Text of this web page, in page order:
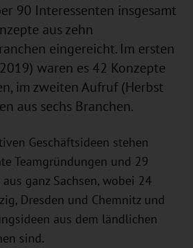
90 Interessenten insgesamt
aus zehn
eingereicht. Im ersten
waren es 42 Konzepte
im zweiten Aufruf (Herbst
aus sechs Branchen.
Geschäftsideen stehen
Teamgründungen und 29
ganz Sachsen, wobei 24
Dresden und Chemnitz und
aus dem ländlichen
sind.